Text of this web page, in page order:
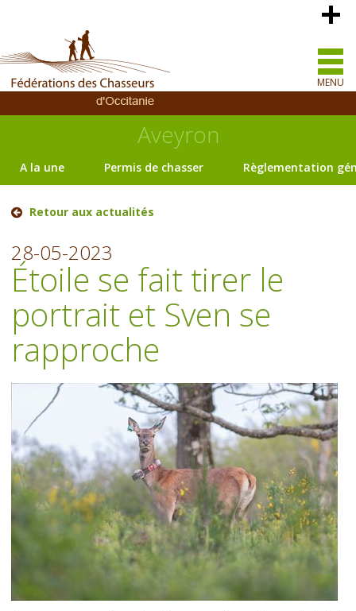
MENU
Aveyron
A la une Permis de chasser Règlementation
Retour aux actualités
28-05-2023
Étoile se fait tirer le
portrait et Sven se
rapproche